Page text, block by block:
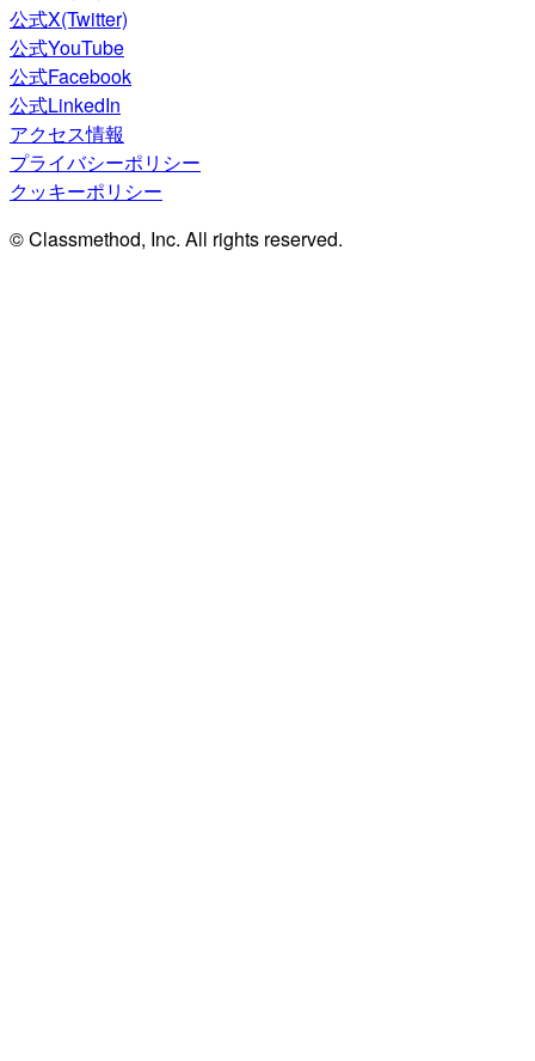
公式X(Twitter)
公式YouTube
公式Facebook
公式LinkedIn
アクセス情報
プライバシーポリシー
クッキーポリシー
© Classmethod, Inc. All rights reserved.